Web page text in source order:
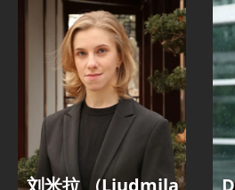
刘米拉 （Liudmila